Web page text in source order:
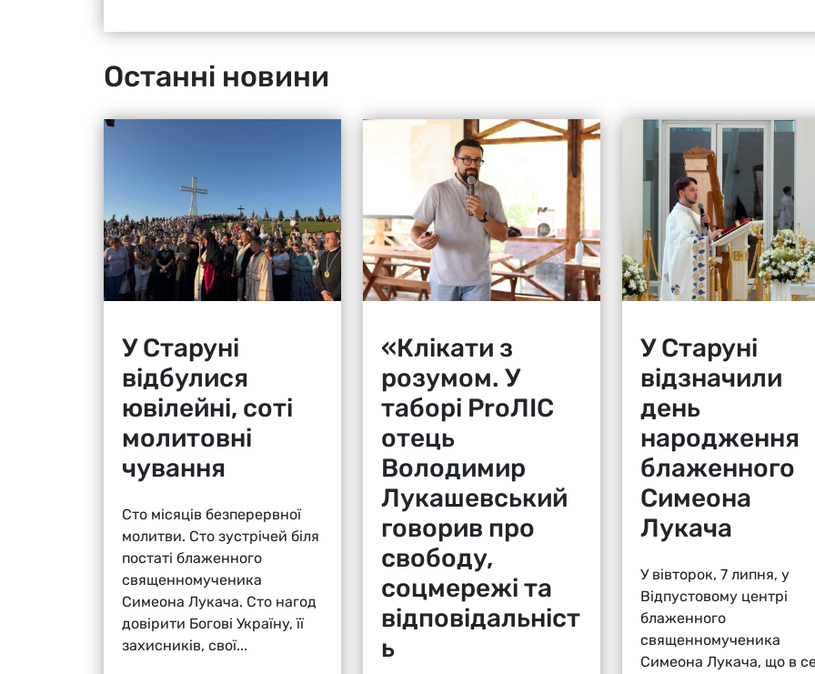
Останні новини
У Старуні
відбулися
ювілейні, соті
молитовні
чування
Сто місяців безперервної
молитви. Сто зустрічей біля
постаті блаженного
священномученика
Симеона Лукача. Сто нагод
довірити Богові Україну, її
захисників, свої...
«Клікати з
розумом. У
таборі ProЛІС
отець
Володимир
Лукашевський
говорив про
свободу,
соцмережі та
відповідальніст
ь
У Старуні
відзначили
день
народження
блаженного
Симеона
Лукача
У вівторок, 7 липня, у
Відпустовому центрі
блаженного
священномученика
Симеона Лукача, що в